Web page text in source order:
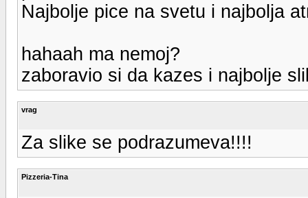
Najbolje pice na svetu i najbolja
hahaah ma nemoj?
zaboravio si da kazes i najbolje
vrag
Za slike se podrazumeva!!!!
Pizzeria-Tina